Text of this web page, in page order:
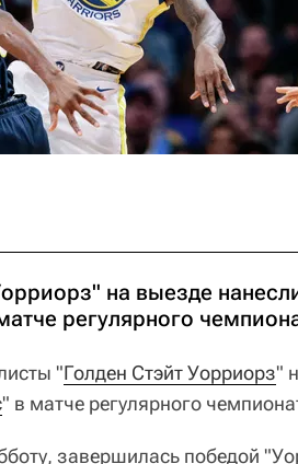
на выезде
регулярного
"Голден Стэйт Уорриорз"
" в матче регулярного
завершилась победой